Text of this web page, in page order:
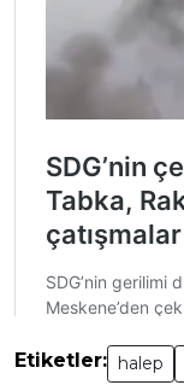
Etiketler: halep